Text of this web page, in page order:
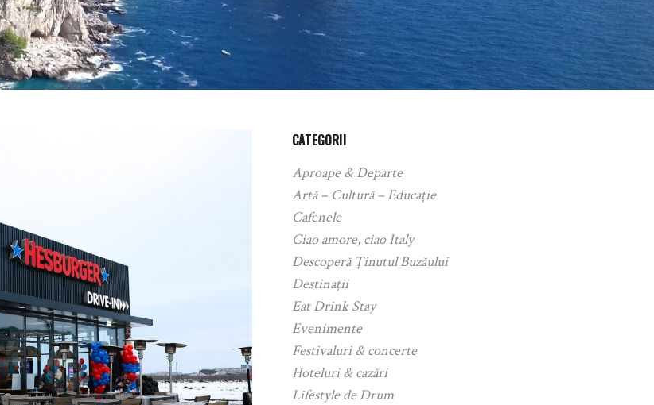
CATEGORII
Aproape & Departe
Artă – Cultură – Educație
Cafenele
Ciao amore, ciao Italy
Descoperă Ținutul Buzăului
Destinații
Eat Drink Stay
Evenimente
Festivaluri & concerte
Hoteluri & cazări
Lifestyle de Drum